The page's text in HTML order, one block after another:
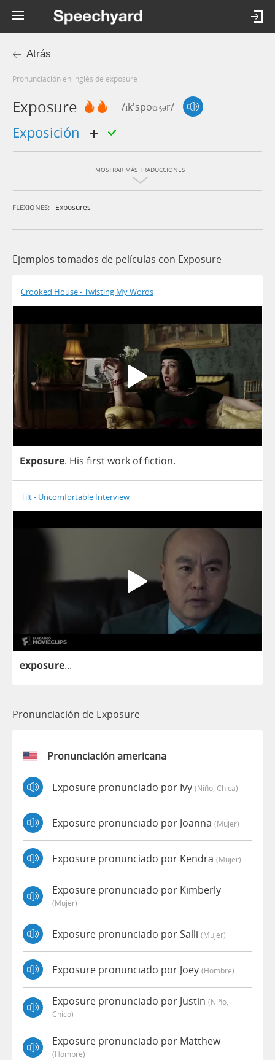
Atrás
Pronunciación en inglés de exposure
Exposure /ɪk'spoʊʒər/
exposición
MOSTRAR MÁS TRADUCCIONES
FLEXIONES: Exposures
Ejemplos tomados de películas con Exposure
Crooked House - Twisting My Words
Exposure. His firstwork offiction.
Tilt - Uncomfortable Interview
exposure...
Pronunciación de Exposure
Pronunciación americana
Exposure pronunciado por Ivy (niño, Chica)
Exposure pronunciado por Joanna (mujer)
Exposure pronunciado por Kendra (mujer)
Exposure pronunciado por Kimberly
(mujer)
Exposure pronunciado por Salli (mujer)
Exposure pronunciado por Joey (hombre)
Exposure pronunciado por Justin (niño,
Chico)
Exposure pronunciado por Matthew
(hombre)